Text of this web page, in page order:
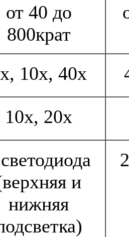
от 40 до
800крат
10х, 40х
10х, 20х
и
нижняя